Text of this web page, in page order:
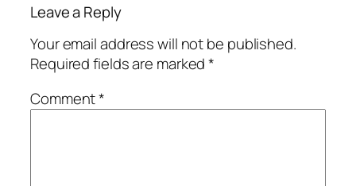
Leave a Reply
Your email address will not be published.
Required fields are marked*
Comment*